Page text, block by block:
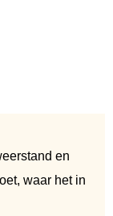
en
waar het in